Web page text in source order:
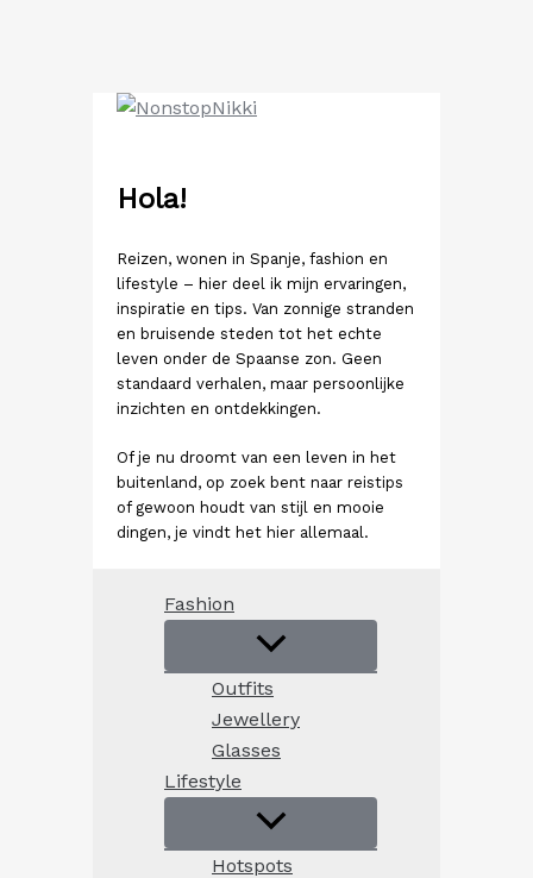
Hola!
Reizen, wonen in Spanje, fashion en
lifestyle – hier deel ik mijn ervaringen,
inspiratie en tips. Van zonnige stranden
en bruisende steden tot het echte
leven onder de Spaanse zon. Geen
standaard verhalen, maar persoonlijke
inzichten en ontdekkingen.
Of je nu droomt van een leven in het
buitenland, op zoek bent naar reistips
of gewoon houdt van stijl en mooie
dingen, je vindt het hier allemaal.
Fashion
Outfits
Jewellery
Glasses
Lifestyle
Hotspots